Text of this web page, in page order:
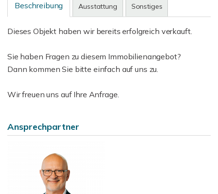
Beschreibung Ausstattung Sonstiges
Dieses Objekt haben wir bereits erfolgreich verkauft.
Sie haben Fragen zu diesem Immobilienangebot?
Dann kommen Sie bitte einfach auf uns zu.
Wir freuen uns auf Ihre Anfrage.
Ansprechpartner